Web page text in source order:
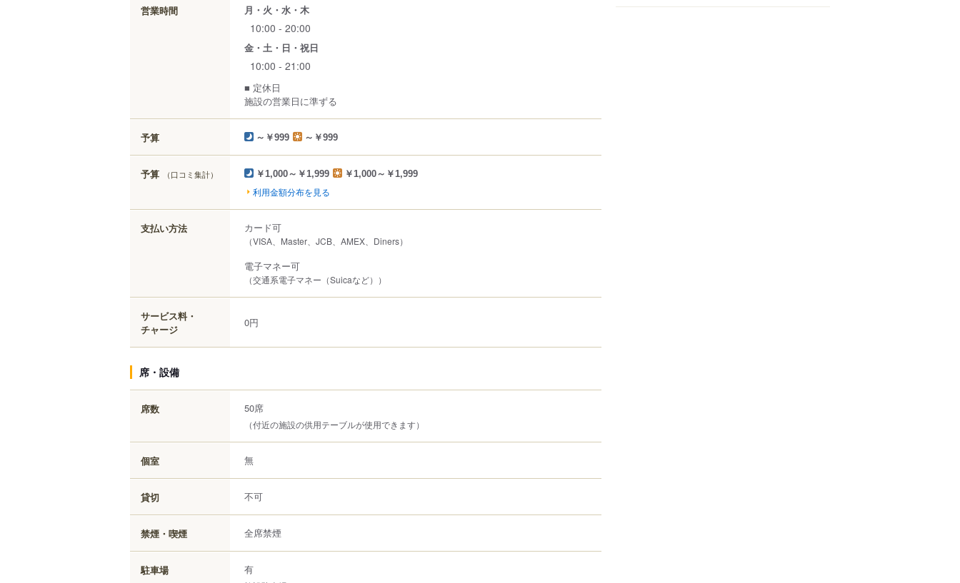
営業時間 月・火・水・木
10:00 - 20:00
金・土・日・祝日
10:00 - 21:00
■ 定休日
施設の営業日に準ずる
予算 ～￥999 ～￥999
予算 （口コミ集計） ￥1,000～￥1,999 ￥1,000～￥1,999
利用金額分布を見る
支払い方法 カード可
（VISA、Master、JCB、AMEX、Diners）
電子マネー可
（交通系電子マネー（Suicaなど））
サービス料・
チャージ
0円
席・設備
席数 50席
（付近の施設の供用テーブルが使用できます）
個室 無
貸切 不可
禁煙・喫煙 全席禁煙
駐車場 有